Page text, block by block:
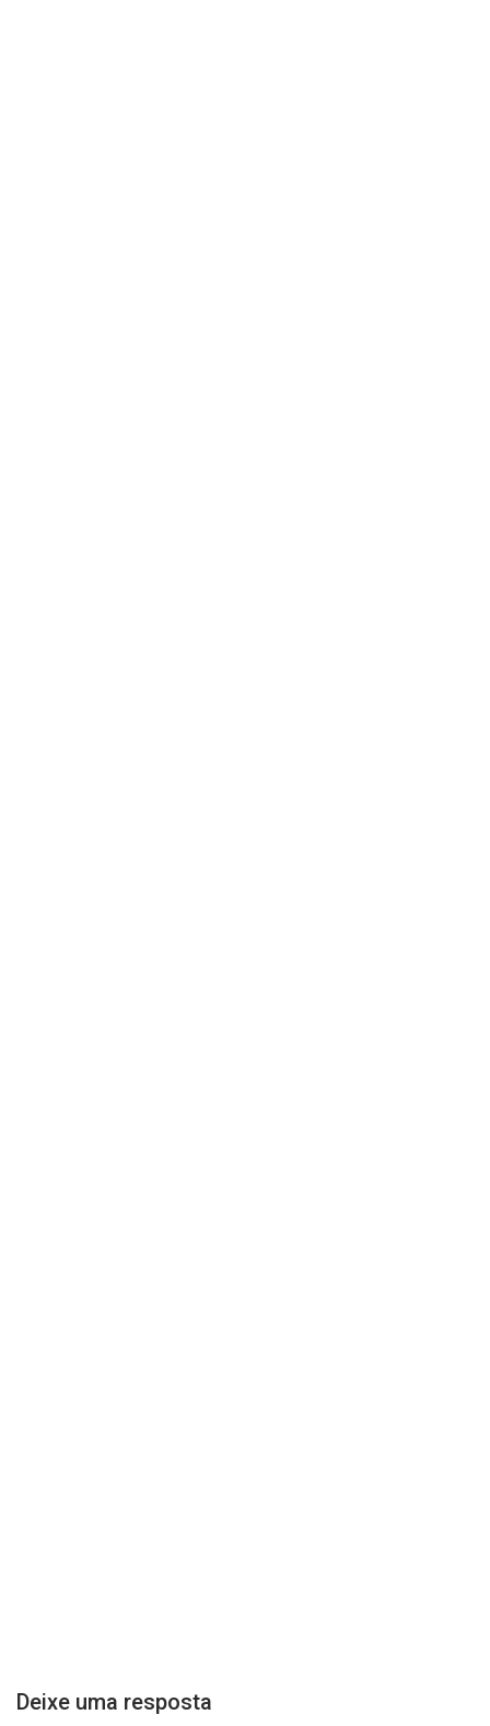
Deixe uma resposta